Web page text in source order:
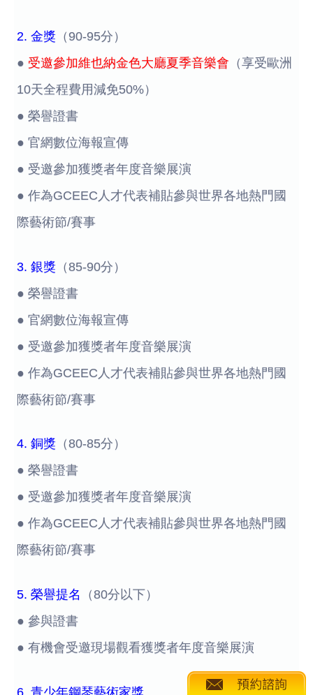
2. 金獎 （90-95分）
● 受邀參加維也納金色大廳夏季音樂會 （享受歐洲
10天全程費用減免50%）
● 榮譽證書
● 官網數位海報宣傳
● 受邀參加獲獎者年度音樂展演
● 作為GCEEC人才代表補貼參與世界各地熱門國
際藝術節/賽事
3. 銀獎 （85-90分）
● 榮譽證書
● 官網數位海報宣傳
● 受邀參加獲獎者年度音樂展演
● 作為GCEEC人才代表補貼參與世界各地熱門國
際藝術節/賽事
4. 銅獎 （80-85分）
● 榮譽證書
● 受邀參加獲獎者年度音樂展演
● 作為GCEEC人才代表補貼參與世界各地熱門國
際藝術節/賽事
5. 榮譽提名
（80分以下）
● 參與證書
● 有機會受邀現場觀看獲獎者年度音樂展演
6. 青少年鋼琴藝術家獎